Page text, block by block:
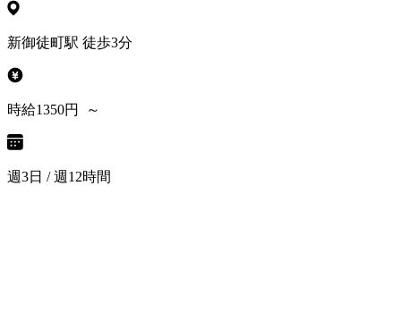
新御徒町駅 徒歩3分
時給1350円 ～
週3日 / 週12時間